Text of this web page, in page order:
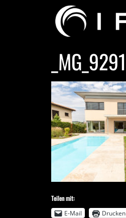
_MG_9291
Teilen mit:
E-Mail
Drucken